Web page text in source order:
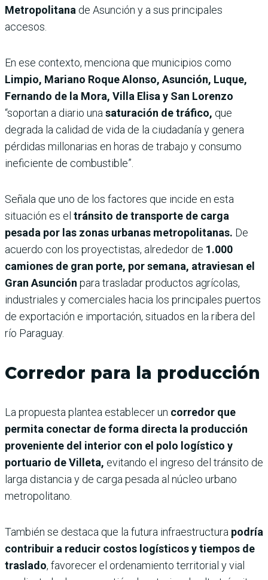
Metropolitana de Asunción y a sus principales
accesos.
En ese contexto, menciona que municipios como
Limpio, Mariano Roque Alonso, Asunción, Luque,
Fernando de la Mora, Villa Elisa y San Lorenzo
“soportan a diario unasaturación de tráfico, que
degrada la calidad de vida de la ciudadanía y genera
pérdidas millonarias en horas de trabajo y consumo
ineficiente de combustible”.
Señala que uno de los factores que incide en esta
situación es el tránsito de transporte de carga
pesada por las zonas urbanas metropolitanas. De
acuerdo con los proyectistas, alrededor de 1.000
camiones de gran porte, por semana, atraviesan el
Gran Asunción para trasladar productos agrícolas,
industriales y comerciales hacia los principales puertos
de exportación e importación, situados en la ribera del
río Paraguay.
Corredor para la producción
La propuesta plantea establecer un corredor que
permita conectar de forma directa la producción
proveniente del interior con el polo logístico y
portuario de Villeta, evitando el ingreso del tránsito de
larga distancia y de carga pesada al núcleo urbano
metropolitano.
También se destaca que la futura infraestructura podría
contribuir a reducir costos logísticos y tiempos de
traslado, favorecer el ordenamiento territorial y vial